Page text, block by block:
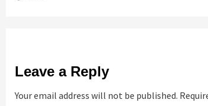
Leave a Reply
Your email address will not be published.